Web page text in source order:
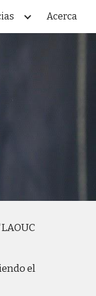
Acerca
el